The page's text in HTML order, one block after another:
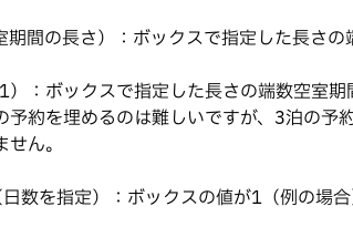
間の長さ）：ボックスで指定した長さ
1）：ボックスで指定した長さの端数空室
予約を埋めるのは難しいですが、3泊の
ん。
数を指定）：ボックスの値が1（例の場